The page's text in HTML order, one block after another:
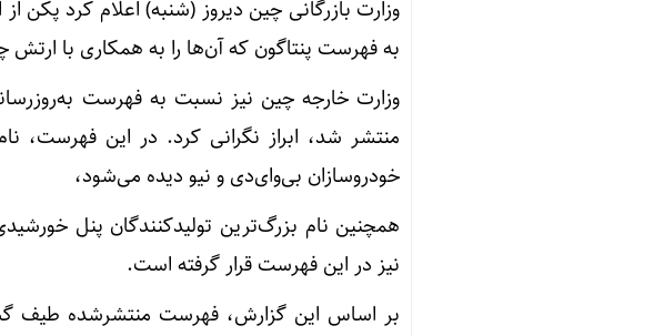
وزارت بازرگانی چین دیروز (شنبه) اعلام کرد پکن
به فهرست پنتاگون که آن‌ها را به همکاری با
وزارت خارجه چین نیز نسبت به فهرست
منتشر شد، ابراز نگرانی کرد. در این فهرست،
خودروسازان بی‌وای‌دی و نیو دیده می‌شود،
همچنین نام بزرگ‌ترین تولیدکنندگان پنل
نیز در این فهرست قرار گرفته است.
بر اساس این گزارش، فهرست منتشرشده طیف